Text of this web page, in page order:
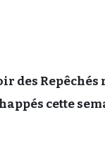
des
cette